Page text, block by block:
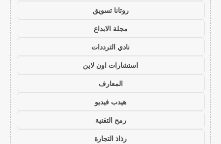
روتانا تسويق
مجلة الابداع
نادي الترددات
استشارات اون لاين
المعارف
هيدب فيديو
رمح التقنية
رذاذ التجارة